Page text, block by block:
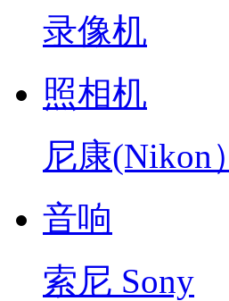
录像机
照相机
尼康(Nikon）
音响
索尼 Sony